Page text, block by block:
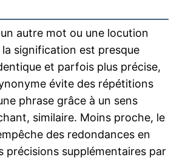
autre mot ou une locution
signification est presque
et parfois plus précise,
évite des répétitions
phrase grâce à un sens
similaire. Moins proche, le
des redondances en
précisions supplémentaires par